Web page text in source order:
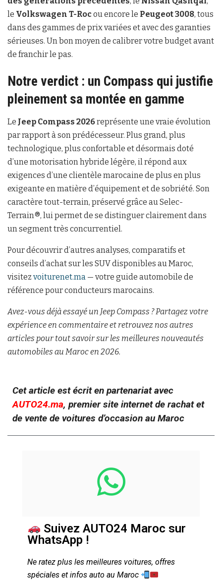
le Volkswagen T-Rocou encore le Peugeot 3008, tous
dans des gammes de prix variées et avec des garanties
sérieuses. Un bon moyen de calibrer votre budget avant
de franchir le pas.
Notre verdict : un Compass qui justifie
pleinement sa montée en gamme
Le Jeep Compass 2026représente une vraie évolution
par rapport à son prédécesseur. Plus grand, plus
technologique, plus confortable et désormais doté
d’une motorisation hybride légère, il répond aux
exigences d’une clientèle marocaine de plus en plus
exigeante en matière d’équipement et de sobriété. Son
caractère tout-terrain, préservé grâce au Selec-
Terrain®, lui permet de se distinguer clairement dans
un segment très concurrentiel.
Pour découvrir d’autres analyses, comparatifs et
conseils d’achat sur les SUV disponibles au Maroc,
visitez voiturenet.ma — votre guide automobile de
référence pour conducteurs marocains.
Avez-vous déjà essayé un Jeep Compass ? Partagez votre
expérience en commentaire et retrouvez nos autres
articles pour tout savoir sur les meilleures nouveautés
automobiles au Maroc en 2026.
Cet article est écrit en partenariat avec
AUTO24.ma, premier site internet de rachat et
de vente de voitures d’occasion au Maroc
Suivez AUTO24 Maroc sur
WhatsApp !
Ne ratez plus les meilleures voitures, offres
spéciales et infos auto au Maroc